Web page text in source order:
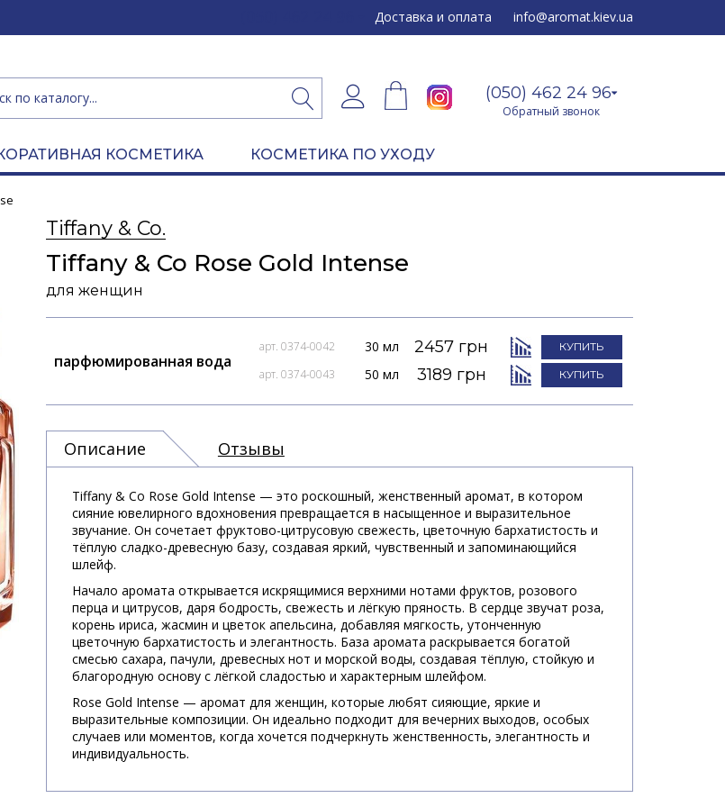
Доставка и оплата info@aromat.kiev.ua
(050) 462 24 96
Обратный звонок
КОСМЕТИКА КОСМЕТИКА ПО УХОДУ
Tiffany & Co.
Tiffany & Co Rose Gold Intense
для женщин
арт. 0374-0042 30 мл 2457 грн КУПИТЬ
парфюмированная вода
арт. 0374-0043 50 мл 3189 грн КУПИТЬ
Описание Отзывы
Tiffany & Co Rose Gold Intense — это роскошный, женственный аромат, в котором
сияние ювелирного вдохновения превращается в насыщенное и выразительное
звучание. Он сочетает фруктово-цитрусовую свежесть, цветочную бархатистость и
тёплую сладко-древесную базу, создавая яркий, чувственный и запоминающийся
шлейф.
Начало аромата открывается искрящимися верхними нотами фруктов, розового
перца и цитрусов, даря бодрость, свежесть и лёгкую пряность. В сердце звучат роза,
корень ириса, жасмин и цветок апельсина, добавляя мягкость, утонченную
цветочную бархатистость и элегантность. База аромата раскрывается богатой
смесью сахара, пачули, древесных нот и морской воды, создавая тёплую, стойкую и
благородную основу с лёгкой сладостью и характерным шлейфом.
Rose Gold Intense — аромат для женщин, которые любят сияющие, яркие и
выразительные композиции. Он идеально подходит для вечерних выходов, особых
случаев или моментов, когда хочется подчеркнуть женственность, элегантность и
индивидуальность.